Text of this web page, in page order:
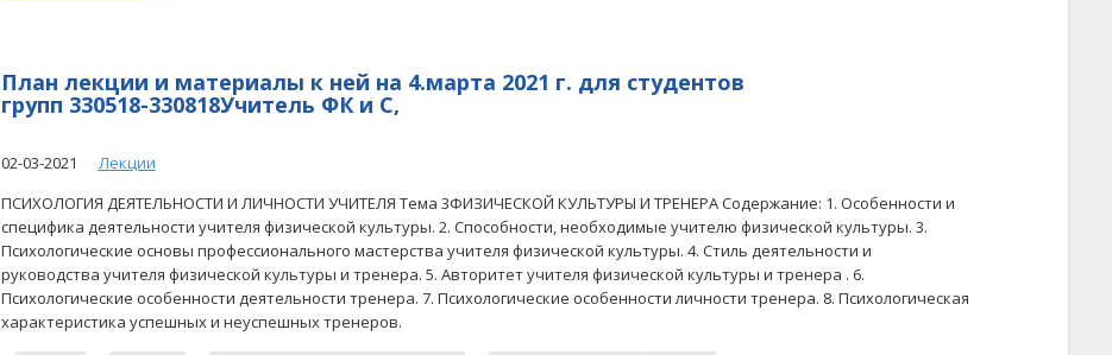
План лекции и материалы к ней на 4.марта 2021 г. для студентов
групп 330518-330818Учитель ФК и С,
02-03-2021
Лекции
ПСИХОЛОГИЯ ДЕЯТЕЛЬНОСТИ И ЛИЧНОСТИ УЧИТЕЛЯ Тема 3ФИЗИЧЕСКОЙ КУЛЬТУРЫ И ТРЕНЕРА Содержание: 1. Особенности и
специфика деятельности учителя физической культуры. 2. Способности, необходимые учителю физической культуры. 3.
Психологические основы профессионального мастерства учителя физической культуры. 4. Стиль деятельности и
руководства учителя физической культуры и тренера. 5. Авторитет учителя физической культуры и тренера . 6.
Психологические особенности деятельности тренера. 7. Психологические особенности личности тренера. 8. Психологическая
характеристика успешных и неуспешных тренеров.